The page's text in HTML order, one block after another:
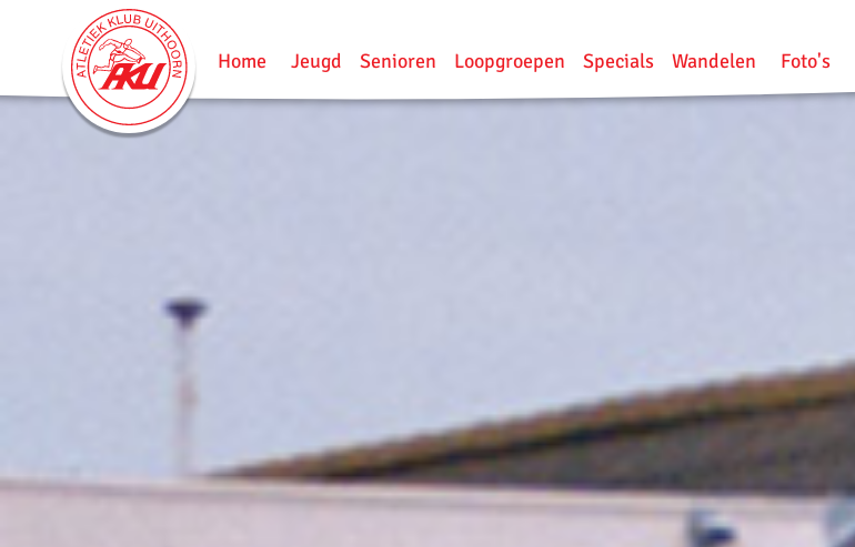
Home Jeugd Senioren Loopgroepen Specials Wandelen Foto's